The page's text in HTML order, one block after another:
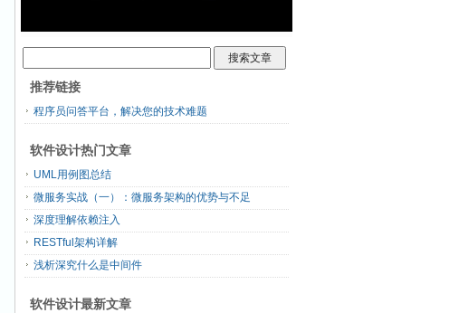
推荐链接
程序员问答平台，解决您的技术难题
软件设计热门文章
UML用例图总结
微服务实战（一）：微服务架构的优势与不足
深度理解依赖注入
RESTful架构详解
浅析深究什么是中间件
软件设计最新文章